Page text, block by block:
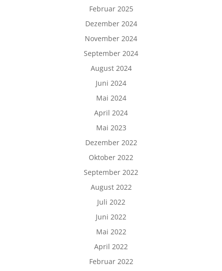
Februar 2025
Dezember 2024
November 2024
September 2024
August 2024
Juni 2024
Mai 2024
April 2024
Mai 2023
Dezember 2022
Oktober 2022
September 2022
August 2022
Juli 2022
Juni 2022
Mai 2022
April 2022
Februar 2022